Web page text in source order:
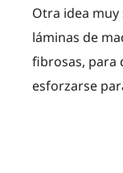
Otra idea muy
láminas de
fibrosas, para
esforzarse